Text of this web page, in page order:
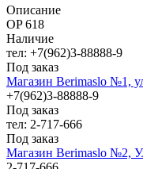
Описание
OP 618
Наличие
тел: +7(962)3-88888-9
Под заказ
Магазин Berimaslo №1,
+7(962)3-88888-9
Под заказ
тел: 2-717-666
Под заказ
Магазин Berimaslo №2,